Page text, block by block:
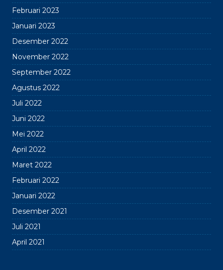
Februari 2023
Januari 2023
Desember 2022
November 2022
September 2022
Agustus 2022
Juli 2022
Juni 2022
Mei 2022
April 2022
Maret 2022
Februari 2022
Januari 2022
Desember 2021
Juli 2021
April 2021